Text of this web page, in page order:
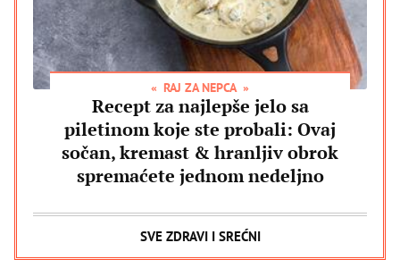
RAJ ZA NEPCA
Recept za najlepše jelo sa
piletinom koje ste probali: Ovaj
sočan, kremast & hranljiv obrok
spremaćete jednom nedeljno
SVE ZDRAVI I SREĆNI